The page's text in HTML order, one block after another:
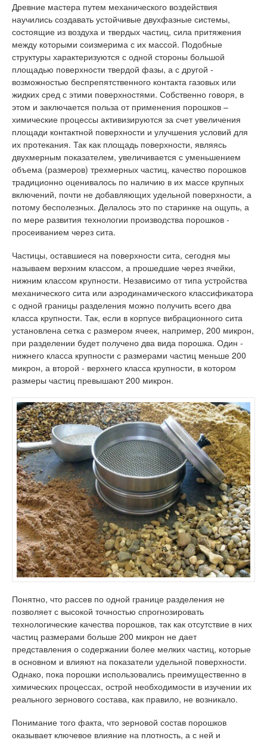
Древние мастера путем механического воздействия
научились создавать устойчивые двухфазные системы,
состоящие из воздуха и твердых частиц, сила притяжения
между которыми соизмерима с их массой. Подобные
структуры характеризуются с одной стороны большой
площадью поверхности твердой фазы, а с другой -
возможностью беспрепятственного контакта газовых или
жидких сред с этими поверхностями. Собственно говоря, в
этом и заключается польза от применения порошков –
химические процессы активизируются за счет увеличения
площади контактной поверхности и улучшения условий для
их протекания. Так как площадь поверхности, являясь
двухмерным показателем, увеличивается с уменьшением
объема (размеров) трехмерных частиц, качество порошков
традиционно оценивалось по наличию в их массе крупных
включений, почти не добавляющих удельной поверхности, а
потому бесполезных. Делалось это по старинке на ощупь, а
по мере развития технологии производства порошков -
просеиванием через сита.
Частицы, оставшиеся на поверхности сита, сегодня мы
называем верхним классом, а прошедшие через ячейки,
нижним классом крупности. Независимо от типа устройства
механического сита или аэродинамического классификатора
с одной границы разделения можно получить всего два
класса крупности. Так, если в корпусе вибрационного сита
установлена сетка с размером ячеек, например, 200 микрон,
при разделении будет получено два вида порошка. Один -
нижнего класса крупности с размерами частиц меньше 200
микрон, а второй - верхнего класса крупности, в котором
размеры частиц превышают 200 микрон.
Понятно, что рассев по одной границе разделения не
позволяет с высокой точностью спрогнозировать
технологические качества порошков, так как отсутствие в них
частиц размерами больше 200 микрон не дает
представления о содержании более мелких частиц, которые
в основном и влияют на показатели удельной поверхности.
Однако, пока порошки использовались преимущественно в
химических процессах, острой необходимости в изучении их
реального зернового состава, как правило, не возникало.
Понимание того факта, что зерновой состав порошков
оказывает ключевое влияние на плотность, а с ней и